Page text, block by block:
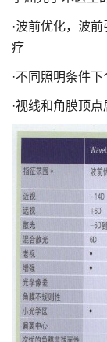
·波前优化，波
疗
·不同照明条件
·视线和角膜顶点